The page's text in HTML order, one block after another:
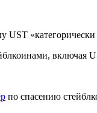
UST
включая
по спасению